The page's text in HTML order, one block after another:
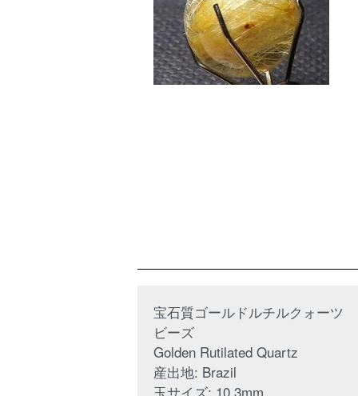
宝石質ゴールドルチルクォーツ
ビーズ
Golden Rutilated Quartz
産出地: Brazil
玉サイズ: 10.3mm